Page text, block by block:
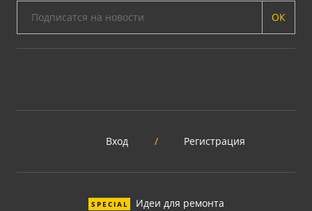
ОК
Вход / Регистрация
SPECIAL Идеи для ремонта